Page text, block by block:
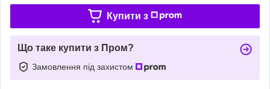
Купити з
Що таке купити з Пром?
Замовлення під захистом